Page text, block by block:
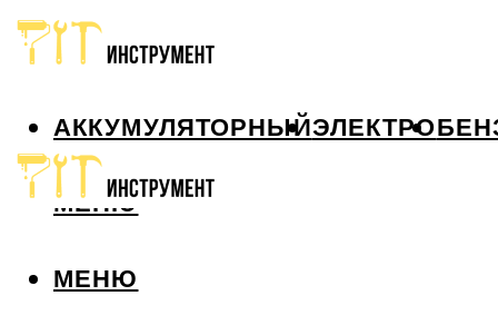
АККУМУЛЯТОРНЫЙЭЛЕКТРО
МЕНЮ
МЕНЮ